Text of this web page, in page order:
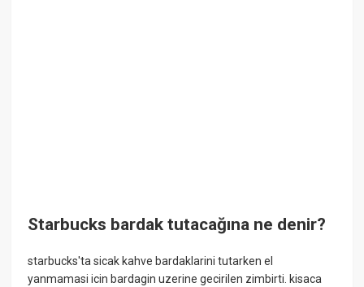
Starbucks bardak tutacağına ne denir?
starbucks'ta sicak kahve bardaklarini tutarken el
yanmamasi icin bardagin uzerine gecirilen zimbirti. kisaca